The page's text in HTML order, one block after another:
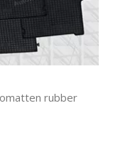
rubber